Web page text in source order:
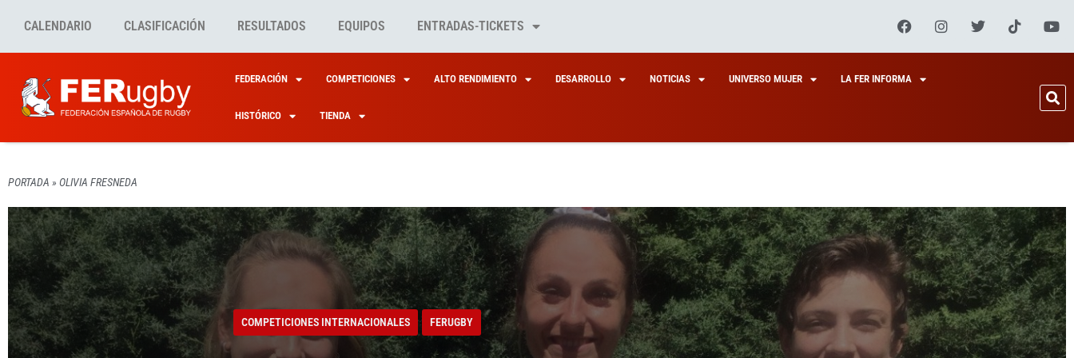
CALENDARIO CLASIFICACIÓN RESULTADOS EQUIPOS ENTRADAS-TICKETS
FEDERACIÓN COMPETICIONES ALTO RENDIMIENTO DESARROLLO NOTICIAS UNIVERSO MUJER LA FER INFORMA
HISTÓRICO TIENDA
PORTADA » OLIVIA FRESNEDA
OLIVIA FRESNEDA, AMAIA ERBINA
COMPETICIONES INTERNACIONALES FERUGBY
OLIVIA FRESNEDA, CENTENARIA
COMPETICIONES INTERNACIONALES FERUGBY